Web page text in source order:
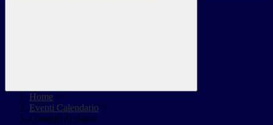
Home >
Eventi Calendario >
Consigli di classe